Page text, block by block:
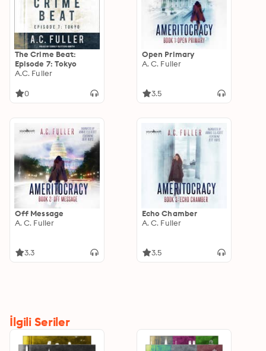
The Crime Beat:
Episode 7: Tokyo
A.C. Fuller
0
Open Primary
A. C. Fuller
3.5
Off Message
A. C. Fuller
3.3
Echo Chamber
A. C. Fuller
3.5
İlgili Seriler